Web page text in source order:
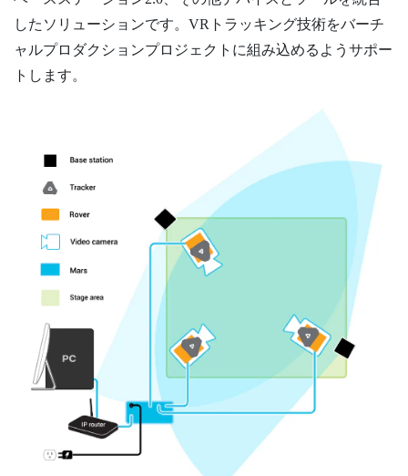
したソリューションです。VRトラッキング技術をバーチ
ャルプロダクションプロジェクトに組み込めるようサポー
トします。